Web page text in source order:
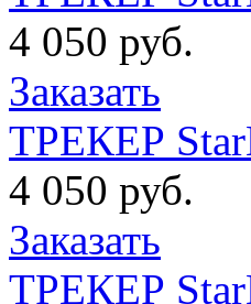
4 050 руб.
Заказать
ТРЕКЕР
4 050 руб.
Заказать
ТРЕКЕР